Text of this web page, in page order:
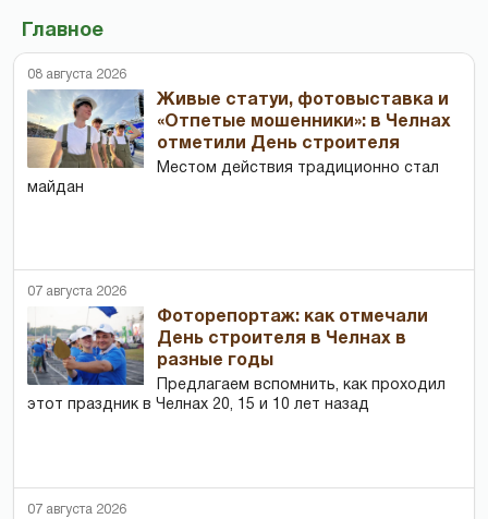
Главное
08 августа 2026
Живые статуи, фотовыставка и
«Отпетые мошенники»: в Челнах
отметили День строителя
Местом действия традиционно стал
майдан
07 августа 2026
Фоторепортаж: как отмечали
День строителя в Челнах в
разные годы
Предлагаем вспомнить, как проходил
этот праздник в Челнах 20, 15 и 10 лет назад
07 августа 2026